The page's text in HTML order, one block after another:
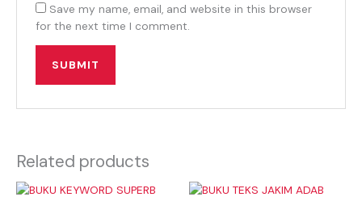
Save my name, email, and website in this browser
for the next time I comment.
Related products